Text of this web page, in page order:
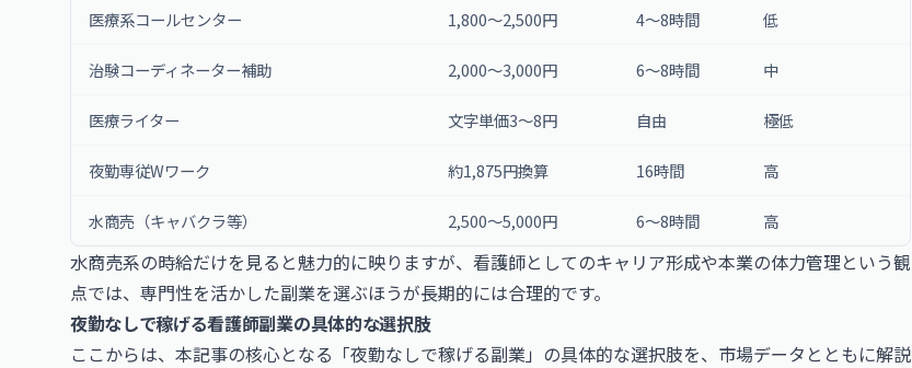
医療系コールセンター 1,800〜2,500円 4〜8時間 低
治験コーディネーター補助 2,000〜3,000円 6〜8時間 中
医療ライター 文字単価3〜8円 自由 極低
夜勤専従Wワーク 約1,875円換算 16時間 高
水商売（キャバクラ等） 2,500〜5,000円 6〜8時間 高
水商売系の時給だけを見ると魅力的に映りますが、看護師としてのキャリア形成や本業の体力管理という観
点では、専門性を活かした副業を選ぶほうが長期的には合理的です。
夜勤なしで稼げる看護師副業の具体的な選択肢
ここからは、本記事の核心となる「夜勤なしで稼げる副業」の具体的な選択肢を、市場データとともに解説